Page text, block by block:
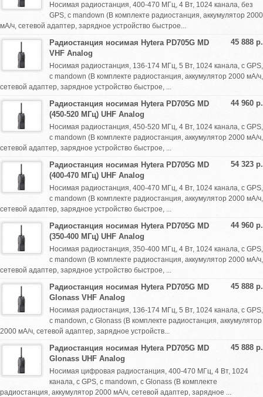
Носимая радиостанция, 400-470 МГц, 4 Вт, 1024 канала, без
GPS, с mandown (В комплекте радиостанция, аккумулятор 2000
мА/ч, сетевой адаптер, зарядное устройство быстрое...
45 888 р.
Радиостанция носимая Hytera PD705G MD
VHF Analog
Носимая радиостанция, 136-174 МГц, 5 Вт, 1024 канала, с GPS,
с mandown (В комплекте радиостанция, аккумулятор 2000 мА/ч,
сетевой адаптер, зарядное устройство быстрое, ...
44 960 р.
Радиостанция носимая Hytera PD705G MD
(450-520 МГц) UHF Analog
Носимая радиостанция, 450-520 МГц, 4 Вт, 1024 канала, с GPS,
с mandown (В комплекте радиостанция, аккумулятор 2000 мА/ч,
сетевой адаптер, зарядное устройство быстрое, ...
54 323 р.
Радиостанция носимая Hytera PD705G MD
(400-470 МГц) UHF Analog
Носимая радиостанция, 400-470 МГц, 4 Вт, 1024 канала, с GPS,
с mandown (В комплекте радиостанция, аккумулятор 2000 мА/ч,
сетевой адаптер, зарядное устройство быстрое, ...
44 960 р.
Радиостанция носимая Hytera PD705G MD
(350-400 МГц) UHF Analog
Носимая радиостанция, 350-400 МГц, 4 Вт, 1024 канала, с GPS,
с mandown (В комплекте радиостанция, аккумулятор 2000 мА/ч,
сетевой адаптер, зарядное устройство быстрое, ...
45 888 р.
Радиостанция носимая Hytera PD705G MD
Glonass VHF Analog
Носимая радиостанция, 136-174 МГц, 5 Вт, 1024 канала, с GPS,
с mandown, с Glonass (В комплекте радиостанция, аккумулятор
2000 мА/ч, сетевой адаптер, зарядное устройств...
45 888 р.
Радиостанция носимая Hytera PD705G MD
Glonass UHF Analog
Носимая цифровая радиостанция, 400-470 МГц, 4 Вт, 1024
канала, с GPS, с mandown, с Glonass (В комплекте
радиостанция, аккумулятор 2000 мА/ч, сетевой адаптер, зарядное ...